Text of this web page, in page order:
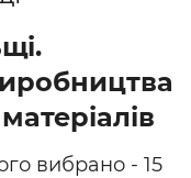
вибрано - 15